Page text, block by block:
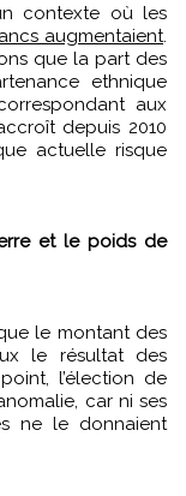
contexte où les
augmentaient
que la part des
ethnique
aux
depuis 2010
actuelle risque
et le poids de
le montant des
le résultat des
l’élection de
car ni ses
ne le donnaient